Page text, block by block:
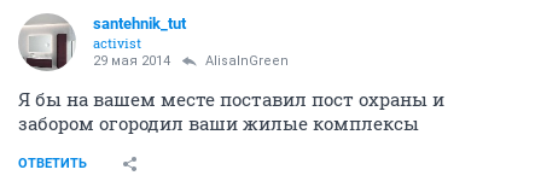
santehnik_tut
activist
29 мая 2014 AlisaInGreen
Я бы на вашем месте поставил пост охраны и
забором огородил ваши жилые комплексы
ОТВЕТИТЬ